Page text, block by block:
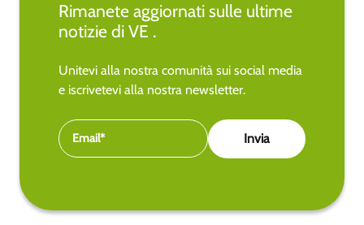
Rimanete aggiornati sulle ultime
notizie di VE .
Unitevi alla nostra comunità sui social media
e iscrivetevi alla nostra newsletter.